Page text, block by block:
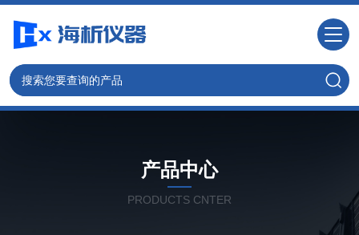
产品中心
PRODUCTS CNTER